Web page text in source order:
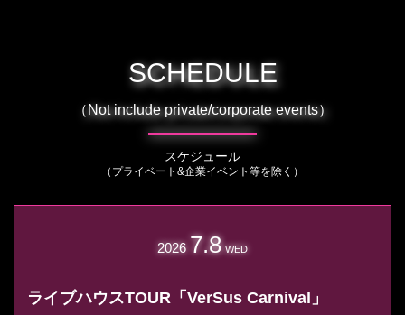
SCHEDULE
（Not include private/corporate events）
スケジュール
（プライベート&企業イベント等を除く）
2026 7.8 WED
ライブハウスTOUR「VerSus Carnival」